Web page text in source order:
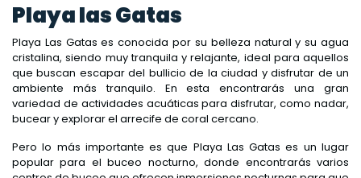
Playa las Gatas
Playa Las Gatas es conocida por su belleza natural y su agua
cristalina, siendo muy tranquila y relajante, ideal para aquellos
que buscan escapar del bullicio de la ciudad y disfrutar de un
ambiente más tranquilo. En esta encontrarás una gran
variedad de actividades acuáticas para disfrutar, como nadar,
bucear y explorar el arrecife de coral cercano.
Pero lo más importante es que Playa Las Gatas es un lugar
popular para el buceo nocturno, donde encontrarás varios